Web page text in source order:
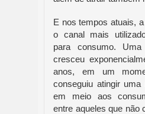
E nos tempos atuais,
o canal mais
para consumo.
cresceu
anos, em um
conseguiu atingir uma
em meio aos
entre aqueles que não